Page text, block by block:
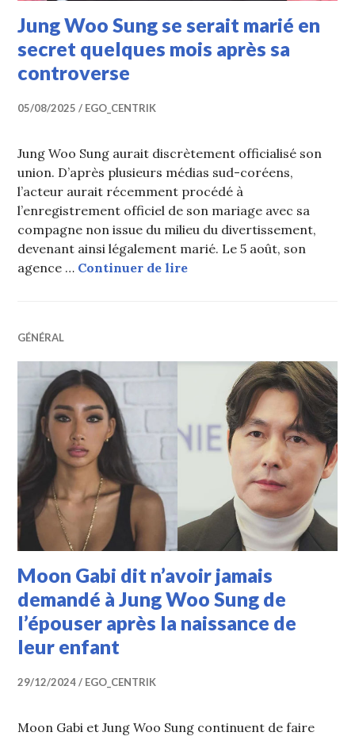
Jung Woo Sung se serait marié en
secret quelques mois après sa
controverse
05/08/2025 EGO_CENTRIK
Jung Woo Sung aurait discrètement officialisé son
union. D’après plusieurs médias sud-coréens,
l’acteur aurait récemment procédé à
l’enregistrement officiel de son mariage avec sa
compagne non issue du milieu du divertissement,
devenant ainsi légalement marié. Le 5 août, son
agence … Continuer de lireJung Woo Sung se serait
GÉNÉRAL
Moon Gabi dit n’avoir jamais
demandé à Jung Woo Sung de
l’épouser après la naissance de
leur enfant
29/12/2024 EGO_CENTRIK
Moon Gabi et Jung Woo Sung continuent de faire